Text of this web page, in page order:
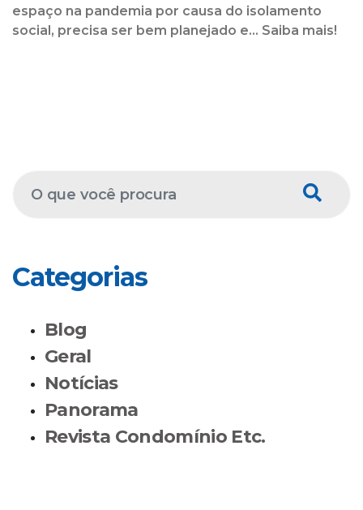
espaço na pandemia por causa do isolamento
social, precisa ser bem planejado e... Saiba mais!
Categorias
Blog
Geral
Notícias
Panorama
Revista Condomínio Etc.